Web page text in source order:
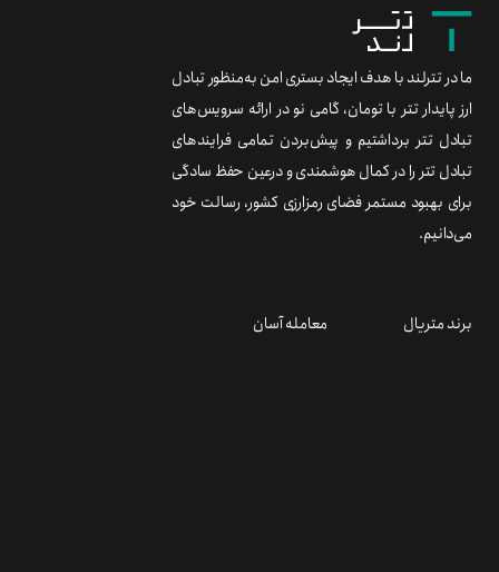
ما در تترلند با هدف ایجاد بستری امن به‌منظور تبادل
ارز پایدار تتر با تومان، گامی نو در ارائه سرویس‌های
تبادل تتر برداشتیم و پیش‌بردن تمامی فرایندهای
تبادل تتر را در کمال هوشمندی و درعین حفظ سادگی
برای بهبود مستمر فضای رمزارزی کشور، رسالت خود
می‌دانیم.
برند متریال معامله آسان